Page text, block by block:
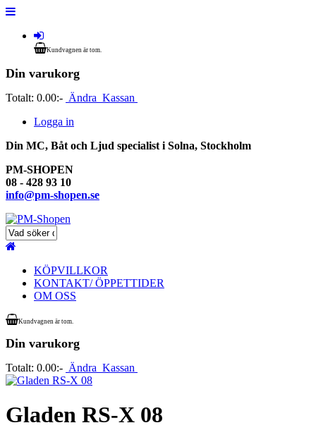
Kundvagnen är tom.
Din varukorg
Totalt: 0.00:- Ändra Kassan
Logga in
Din MC, Båt och Ljud specialist i Solna, Stockholm
PM-SHOPEN
08 - 428 93 10
info@pm-shopen.se
KÖPVILLKOR
KONTAKT/ ÖPPETTIDER
OM OSS
Kundvagnen är tom.
Din varukorg
Totalt: 0.00:- Ändra Kassan
Gladen RS-X 08